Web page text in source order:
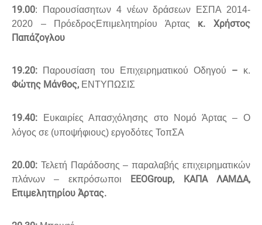
19.00: Παρουσίασητων 4 νέων δράσεων ΕΣΠΑ 2014-
2020 – ΠρόεδροςΕπιμελητηρίου Άρτας
κ. Χρήστος
Παπάζογλου
19.20: Παρουσίαση του Επιχειρηματικού Οδηγού – κ.
Φώτης Μάνθος, ΕΝΤΥΠΩΣΙΣ
19.40: Ευκαιρίες Απασχόλησης στο Νομό Άρτας – Ο
λόγος σε (υποψήφιους) εργοδότες ΤοπΣΑ
20.00: Τελετή Παράδοσης – παραλαβής επιχειρηματικών
πλάνων – εκπρόσωποι EEOGroup, ΚΑΠΑ ΛΑΜΔΑ,
Επιμελητηρίου Άρτας.